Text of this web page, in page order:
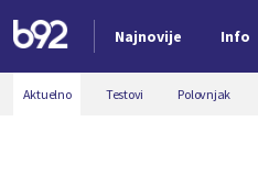
Najnovije Info
Nova vest
Aktuelno Testovi Polovnjak